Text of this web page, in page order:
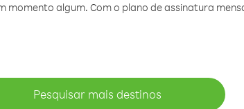
momento algum. Com o plano de assinatura
Pesquisar mais destinos